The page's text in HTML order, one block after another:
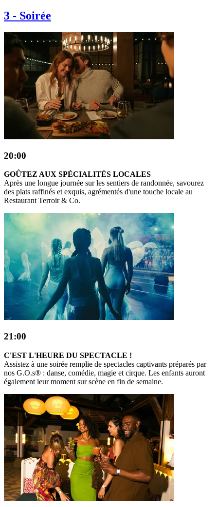
3 - Soirée
20:00
GOÛTEZ AUX SPÉCIALITÉS LOCALES
Après une longue journée sur les sentiers de randonnée, savourez
des plats raffinés et exquis, agrémentés d'une touche locale au
Restaurant Terroir & Co.
21:00
C'EST L'HEURE DU SPECTACLE !
Assistez à une soirée remplie de spectacles captivants préparés par
nos G.O.s® : danse, comédie, magie et cirque. Les enfants auront
également leur moment sur scène en fin de semaine.